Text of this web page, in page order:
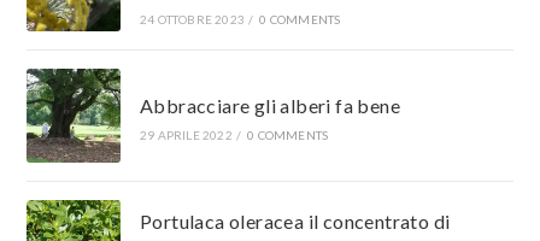
24 OTTOBRE 2023 / 0 COMMENTS
Abbracciare gli alberi fa bene
29 APRILE 2022 / 0 COMMENTS
Portulaca oleracea il concentrato di